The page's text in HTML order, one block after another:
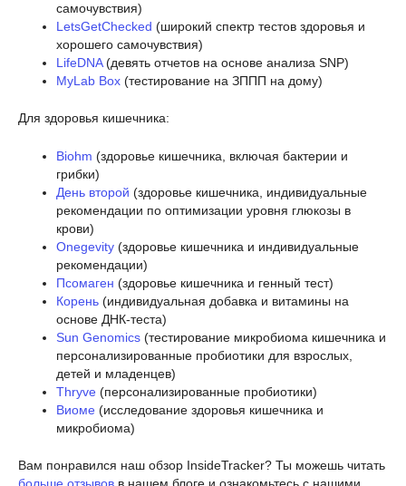
самочувствия)
LetsGetChecked (широкий спектр тестов здоровья и
хорошего самочувствия)
LifeDNA(девять отчетов на основе анализа SNP)
MyLab Box (тестирование на ЗППП на дому)
Для здоровья кишечника:
Biohm (здоровье кишечника, включая бактерии и
грибки)
День второй (здоровье кишечника, индивидуальные
рекомендации по оптимизации уровня глюкозы в
крови)
Onegevity (здоровье кишечника и индивидуальные
рекомендации)
Псомаген (здоровье кишечника и генный тест)
Корень (индивидуальная добавка и витамины на
основе ДНК-теста)
Sun Genomics (тестирование микробиома кишечника и
персонализированные пробиотики для взрослых,
детей и младенцев)
Thryve (персонализированные пробиотики)
Виоме (исследование здоровья кишечника и
микробиома)
Вам понравился наш обзор InsideTracker? Ты можешь читать